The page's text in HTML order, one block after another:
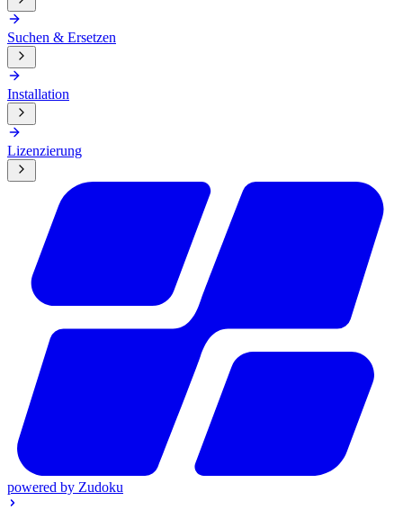
Suchen & Ersetzen
Installation
Lizenzierung
powered by Zudoku